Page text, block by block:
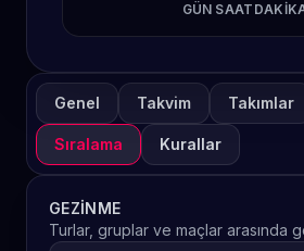
GÜN SAAT
Genel Takvim Takımlar
Sıralama Kurallar
GEZINME
Turlar, gruplar ve maçlar arasında